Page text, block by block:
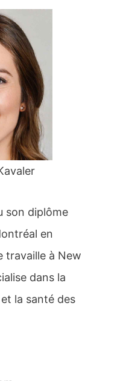
son diplôme
en
travaille à New
dans la
la santé des